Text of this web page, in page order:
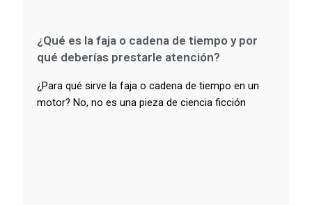
¿Qué es la faja o cadena de tiempo y por
qué deberías prestarle atención?
¿Para qué sirve la faja o cadena de tiempo en un
motor? No, no es una pieza de ciencia ficción